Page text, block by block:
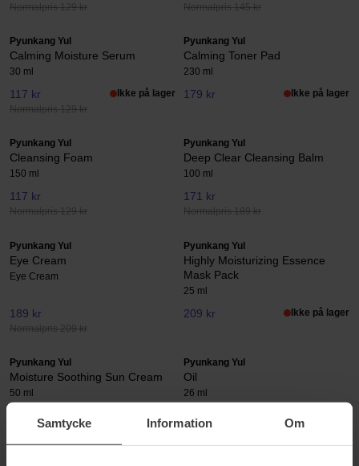
Samtycke Information Om
Normalpris 129 kr Normalpris 145 kr
Pyunkang Yul
Calming Moisture Serum
30 ml
117 kr
Normalpris 129 kr
Ikke på lager
Pyunkang Yul
Calming Toner Pad
230 ml
179 kr Ikke på lager
Pyunkang Yul
Cleansing Foam
150 ml
117 kr
Normalpris 129 kr
Pyunkang Yul
Deep Clear Cleansing Balm
100 ml
171 kr
Normalpris 189 kr
Pyunkang Yul
Eye Cream
Eye Cream
189 kr
Normalpris 209 kr
Pyunkang Yul
Highly Moisturizing Essence
Mask Pack
25 ml
209 kr Ikke på lager
Pyunkang Yul
Moisture Soothing Sun Cream
50 ml
Pyunkang Yul
Oil
26 ml
Normalpris 199 kr